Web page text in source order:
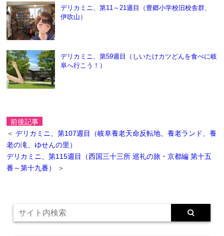
デリカミニ、第11～21週目（豊郷小学校旧校舎群、
伊吹山）
デリカミニ、第59週目（しいたけカツどんを食べに岐
阜へ行こう！）
前後記事
＜デリカミニ、第107週目（岐阜養老天命反転地、養老ランド、養
老の滝、ゆせんの里）
デリカミニ、第115週目（西国三十三所 巡礼の旅・京都編 第十五
番～第十九番）
＞